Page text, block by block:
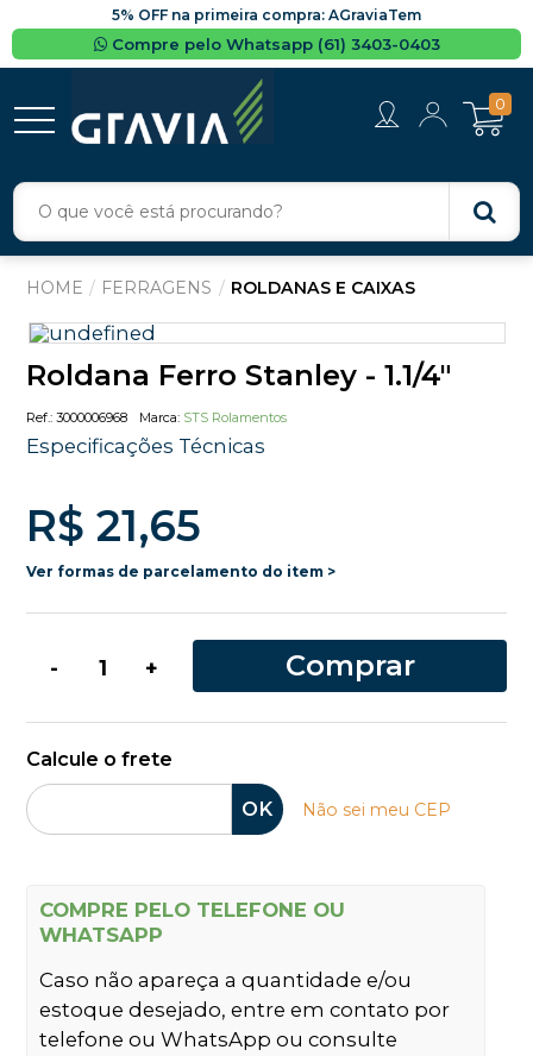
5% OFF na primeira compra: AGraviaTem
Compre pelo Whatsapp (61) 3403-0403
0
FERRAGENS ROLDANAS E CAIXAS
Roldana Ferro Stanley - 1.1/4"
3000006968 STS Rolamentos
Especificações Técnicas
R$ 21,65
Ver formas de parcelamento do item >
- + Comprar
Calcule o frete
OK Não sei meu CEP
COMPRE PELO TELEFONE OU
WHATSAPP
Caso não apareça a quantidade e/ou
estoque desejado, entre em contato por
telefone ou WhatsApp ou consulte